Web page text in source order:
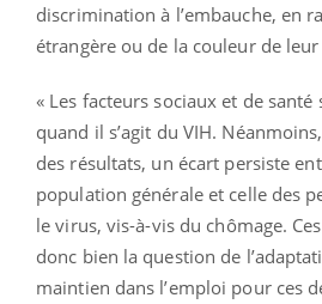
discrimination à l’embauche, en
étrangère ou de la couleur de leur
« Les facteurs sociaux et de
quand il s’agit du VIH.
des résultats, un écart persiste
population générale et celle des
le virus, vis-à-vis du chômage.
donc bien la question de
maintien dans l’emploi pour ces